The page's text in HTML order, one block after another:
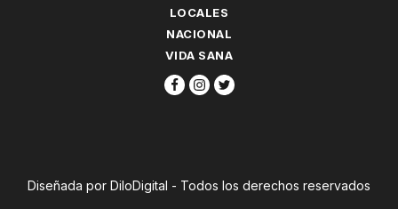
LOCALES
NACIONAL
VIDA SANA
Diseñada por DiloDigital - Todos los derechos reservados